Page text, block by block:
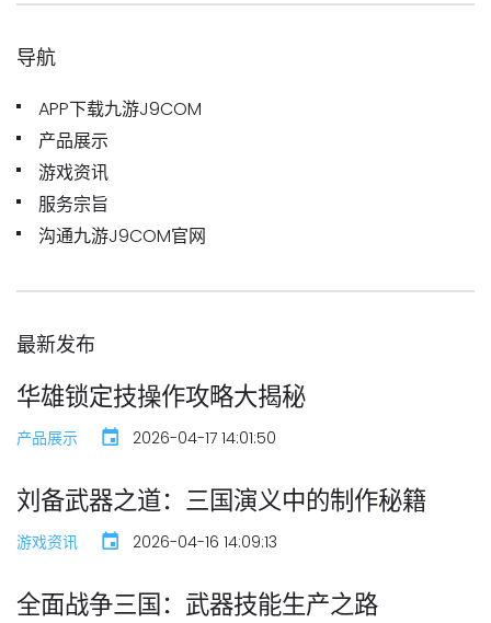
导航
APP下载九游J9COM
产品展示
游戏资讯
服务宗旨
沟通九游J9COM官网
最新发布
华雄锁定技操作攻略大揭秘
产品展示 2026-04-17 14:01:50
刘备武器之道：三国演义中的制作秘籍
游戏资讯 2026-04-16 14:09:13
全面战争三国：武器技能生产之路